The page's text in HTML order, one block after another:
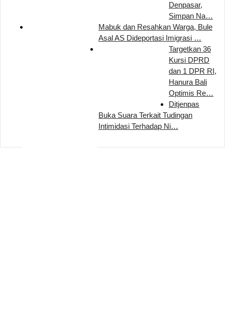
Denpasar,
Simpan Na…
Mabuk dan Resahkan Warga, Bule
Asal AS Dideportasi Imigrasi …
Targetkan 36
Kursi DPRD
dan 1 DPR RI,
Hanura Bali
Optimis Re…
Ditjenpas
Buka Suara Terkait Tudingan
Intimidasi Terhadap Ni…